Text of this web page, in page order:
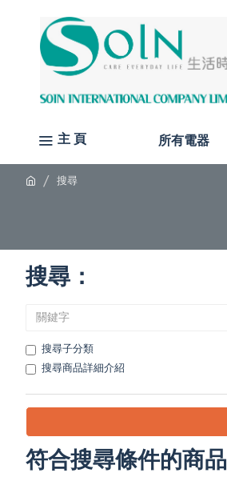
主 頁 所有電器
搜尋
搜尋：
搜尋子分類
搜尋商品詳細介紹
符合搜尋條件的商品